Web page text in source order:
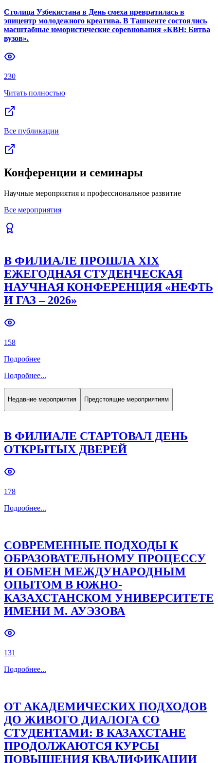
Previous slide Next slide
Столица Узбекистана в День смеха превратилась в
эпицентр молодежного креатива. В Ташкенте состоялись
масштабные юмористические соревнования «КВН: Битва
вузов».
230
Читать полностью
Все публикации
Конференции и семинары
Научные мероприятия и профессиональное развитие
Все мероприятия
В ФИЛИАЛЕ ПРОШЛА XIX
ЕЖЕГОДНАЯ СТУДЕНЧЕСКАЯ
НАУЧНАЯ КОНФЕРЕНЦИЯ «НЕФТЬ
И ГАЗ – 2026»
158
Подробнее
Подробнее...
Недавние мероприятия Предстоящие мероприятиям
В ФИЛИАЛЕ СТАРТОВАЛ ДЕНЬ
ОТКРЫТЫХ ДВЕРЕЙ
178
Подробнее...
СОВРЕМЕННЫЕ ПОДХОДЫ К
ОБРАЗОВАТЕЛЬНОМУ ПРОЦЕССУ
И ОБМЕН МЕЖДУНАРОДНЫМ
ОПЫТОМ В ЮЖНО-
КАЗАХСТАНСКОМ УНИВЕРСИТЕТЕ
ИМЕНИ М. АУЭЗОВА
131
Подробнее...
ОТ АКАДЕМИЧЕСКИХ ПОДХОДОВ
ДО ЖИВОГО ДИАЛОГА СО
СТУДЕНТАМИ: В КАЗАХСТАНЕ
ПРОДОЛЖАЮТСЯ КУРСЫ
ПОВЫШЕНИЯ КВАЛИФИКАЦИИ